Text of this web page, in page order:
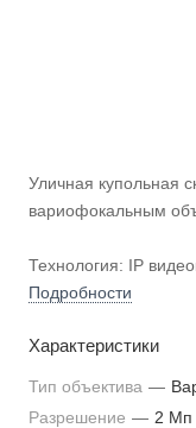
Уличная купольная
вариофокальным
Технология: IP
Исполнение:
Матрица: 1/1.9’’
Подробности
Характеристики
Тип объектива —
Разрешение — 2 Мп